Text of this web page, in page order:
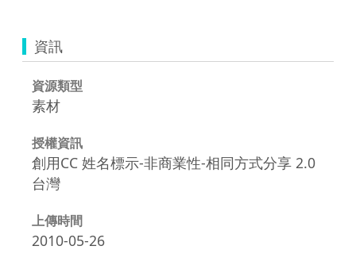
資訊
資源類型
素材
授權資訊
創用CC 姓名標示-非商業性-相同方式分享 2.0
台灣
上傳時間
2010-05-26